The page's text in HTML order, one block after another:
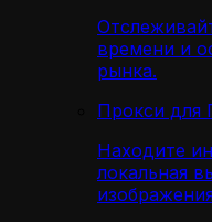
времени и
рынка.
Прокси для
Находите
локальная